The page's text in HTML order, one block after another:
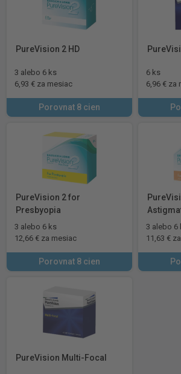
PureVision 2 HD
3 alebo 6 ks
6,93 € za mesiac
Porovnat 8 cien
6 ks
6,96 € za
PureVision 2 for
Presbyopia
3 alebo 6 ks
12,66 € za mesiac
Porovnat 8 cien
3 alebo 6
11,63 €
PureVision Multi-Focal